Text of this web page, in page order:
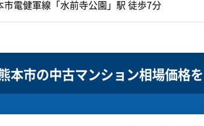
市電健軍線「水前寺公園」駅 徒歩7分
本市の中古マンション相場価格を